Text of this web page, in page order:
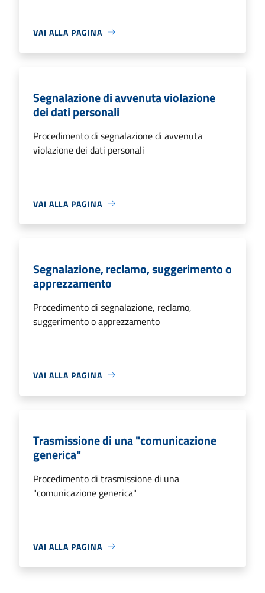
VAI ALLA PAGINA
Segnalazione di avvenuta violazione
dei dati personali
Procedimento di segnalazione di avvenuta
violazione dei dati personali
VAI ALLA PAGINA
Segnalazione, reclamo, suggerimento o
apprezzamento
Procedimento di segnalazione, reclamo,
suggerimento o apprezzamento
VAI ALLA PAGINA
Trasmissione di una "comunicazione
generica"
Procedimento di trasmissione di una
"comunicazione generica"
VAI ALLA PAGINA